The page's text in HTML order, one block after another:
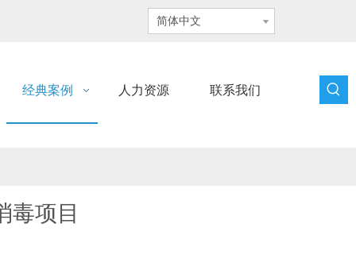
简体中文
经典案例 人力资源 联系我们
毒项目